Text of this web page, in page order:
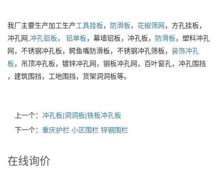
我厂主要生产加工生产工具挂板， 防滑板， 花椒筛网，方孔挂板，
冲孔网, 冲孔铝板， 铝单板，幕墙铝板，冲孔板， 防滑板，塑料冲孔
网，不锈钢冲孔板，鳄鱼嘴防滑板，不锈钢冲孔筛板， 装饰冲孔
板，吊顶冲孔板，镀锌冲孔网，钢板冲孔网，百叶窗孔，冲孔围挡
，建筑围挡，工地围挡，货架洞洞板等。
上一个： 冲孔板|洞洞板|铁板冲孔板
下一个： 重庆护栏 小区围栏 锌钢围栏
在线询价